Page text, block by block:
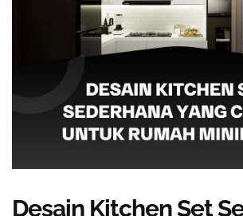
Desain Kitchen Set